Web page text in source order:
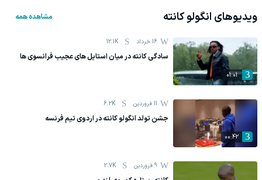
ویدیوهای انگولو کانته مشاهده همه
01:01
16 خرداد 12.1K
سادگی کانته در میان استایل های عجیب فرانسوی ها
00:42
11 فروردين 6.2K
جشن تولد انگولو کانته در اردوی تیم فرنسه
9 فروردين 2.7K